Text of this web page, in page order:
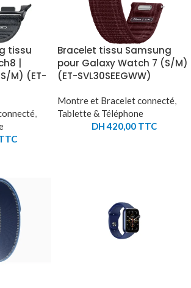
tissu
|
M) (ET-
,
Bracelet tissu Samsung
pour Galaxy Watch 7 (S/M)
(ET-SVL30SEEGWW)
Montre et Bracelet connecté,
Tablette & Téléphone
DH420,00 TTC